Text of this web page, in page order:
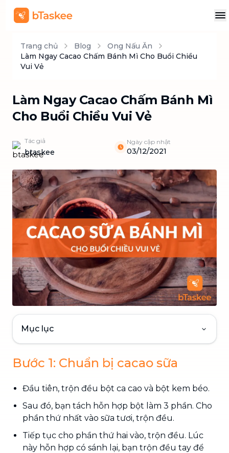
Trang chủ Blog
Ong Nấu Ăn
Làm Ngay Cacao Chấm Bánh Mì Cho Buổi Chiều
Vui Vẻ
Làm Ngay Cacao Chấm Bánh Mì
Cho Buổi Chiều Vui Vẻ
Tác giả
btaskee
Ngày cập nhật
03/12/2021
Mục lục
Bước 1: Chuẩn bị cacao sữa
Đầu tiên, trộn đều bột ca cao và bột kem béo.
Sau đó, bạn tách hỗn hợp bột làm 3 phần. Cho
phần thứ nhất vào sữa tươi, trộn đều.
Tiếp tục cho phần thứ hai vào, trộn đều. Lúc
này hỗn hợp có sánh lại, bạn trộn đều tay để